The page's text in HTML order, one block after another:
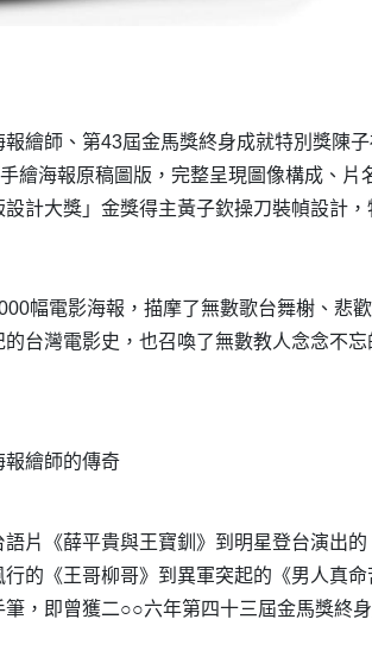
繪師、第43屆金馬獎終身成就特別獎陳子
繪海報原稿圖版，完整呈現圖像構成、片
計大獎」金獎得主黃子欽操刀裝幀設計，
幅電影海報，描摩了無數歌台舞榭、悲
台灣電影史，也召喚了無數教人念念不忘
報繪師的傳奇
片《薛平貴與王寶釧》到明星登台演出
行的《王哥柳哥》到異軍突起的《男人真
，即曾獲二○○六年第四十三屆金馬獎終